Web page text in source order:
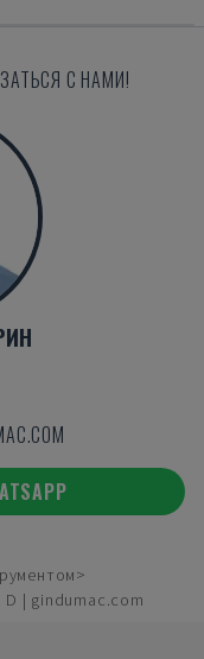
С НАМИ!
| gindumac.com